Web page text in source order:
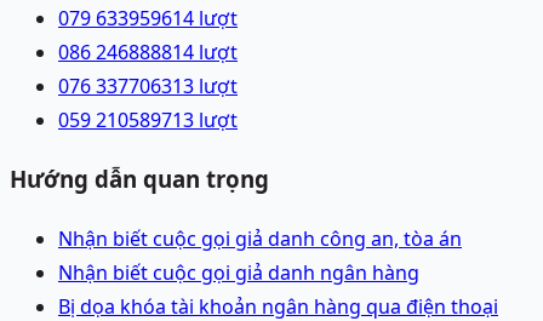
079 633959614 lượt
086 246888814 lượt
076 337706313 lượt
059 210589713 lượt
Hướng dẫn quan trọng
Nhận biết cuộc gọi giả danh công an, tòa án
Nhận biết cuộc gọi giả danh ngân hàng
Bị dọa khóa tài khoản ngân hàng qua điện thoại